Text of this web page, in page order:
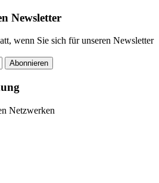
Newsletter
wenn Sie sich für unseren Newsletter
Abonnieren
Netzwerken